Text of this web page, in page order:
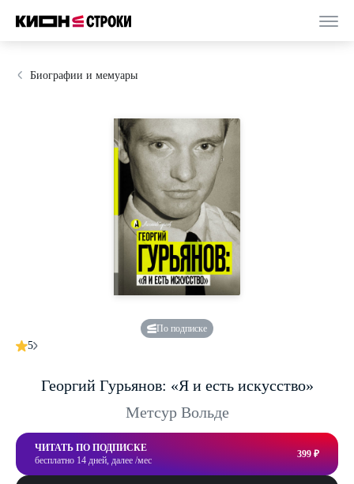
Биографии и мемуары
По подписке
5
Георгий Гурьянов: «Я и есть искусство»
Метсур Вольде
ЧИТАТЬ ПО ПОДПИСКЕ
бесплатно 14 дней, далее /мес
399 ₽